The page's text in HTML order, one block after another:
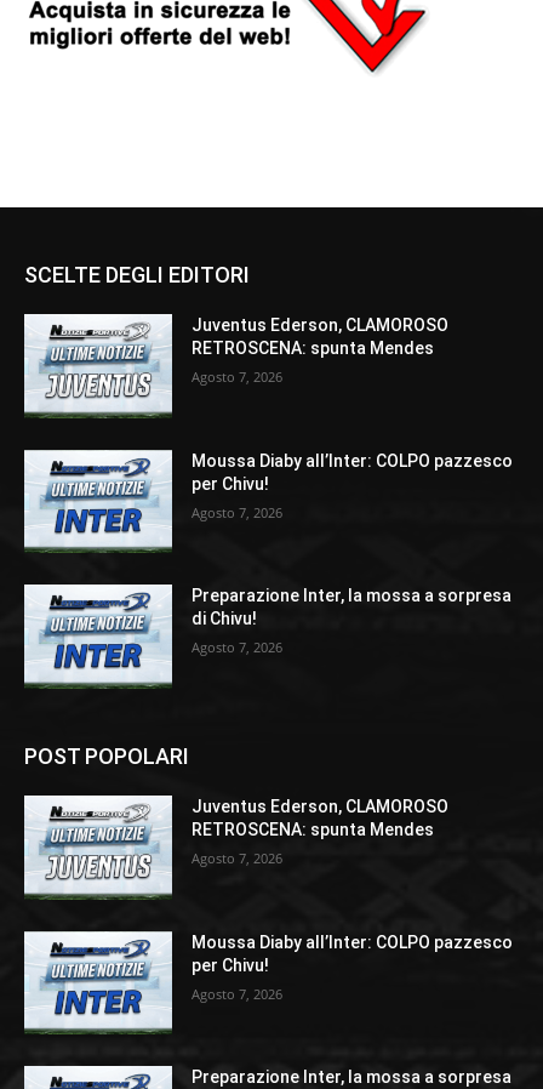
SCELTE DEGLI EDITORI
Juventus Ederson, CLAMOROSO
RETROSCENA: spunta Mendes
Agosto 7, 2026
Moussa Diaby all’Inter: COLPO pazzesco
per Chivu!
Agosto 7, 2026
Preparazione Inter, la mossa a sorpresa
di Chivu!
Agosto 7, 2026
POST POPOLARI
Juventus Ederson, CLAMOROSO
RETROSCENA: spunta Mendes
Agosto 7, 2026
Moussa Diaby all’Inter: COLPO pazzesco
per Chivu!
Agosto 7, 2026
Preparazione Inter, la mossa a sorpresa